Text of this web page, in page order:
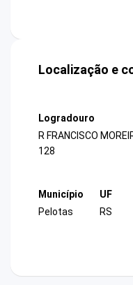
Localização e
Logradouro
R FRANCISCO
128
Município
Pelotas
UF
RS